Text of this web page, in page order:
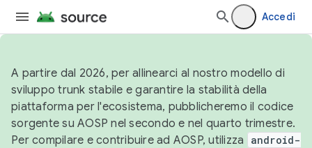
Accedi
A partire dal 2026, per allinearci al nostro modello di
sviluppo trunk stabile e garantire la stabilità della
piattaforma per l'ecosistema, pubblicheremo il codice
sorgente su AOSP nel secondo e nel quarto trimestre.
Per compilare e contribuire ad AOSP, utilizza
android-